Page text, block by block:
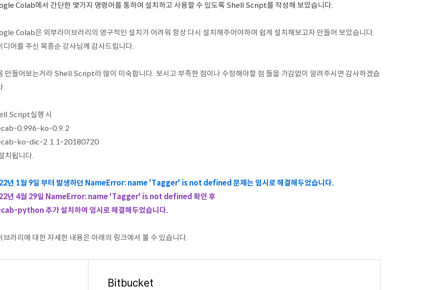
Colab에서 간단한 몇가지 명령어를 통하여 설치하고 사용할 수 있도록 Shell Script를 작성해 보았습니다.
Colab은 외부라이브러리의 영구적인 설치가 어려워 항상 다시 설치해주어야하여 쉽게 설치해보고자 만들어 보았습니다.
디어를 주신 복종순 강사님께 감사드립니다.
만들어보는거라 Shell Script라 많이 미숙합니다. 보시고 부족한 점이나 수정해야할 점 들을 가감없이 알려주시면 감사하겠습
.
Script실행 시
0.996-ko-0.9.2
ko-dic-2.1.1-20180720
치됩니다.
년 1월 9일 부터 발생하던 NameError: name 'Tagger' is not defined 문제는 임시로 해결해두었습니다.
년 4월 29일 NameError: name 'Tagger' is not defined 확인 후
python 추가 설치하여 임시로 해결해두었습니다.
브러리에 대한 자세한 내용은 아래의 링크에서 볼 수 있습니다.
Bitbucket